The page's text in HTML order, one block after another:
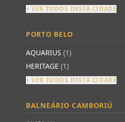
+ VER TODOS DESTA CIDADE
PORTO BELO
AQUARIUS (1)
HERITAGE (1)
+ VER TODOS DESTA CIDADE
BALNEÁRIO CAMBORIÚ